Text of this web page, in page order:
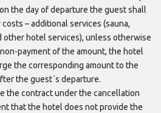
the day of departure the guest shall
– additional services (sauna,
other hotel services), unless otherwise
payment of the amount, the hotel
the corresponding amount to the
the guest´s departure.
the contract under the cancellation
that the hotel does not provide the